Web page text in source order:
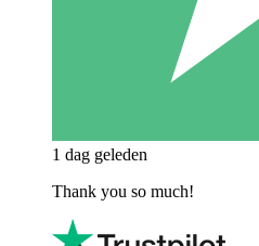
1 dag geleden
Thank you so much!